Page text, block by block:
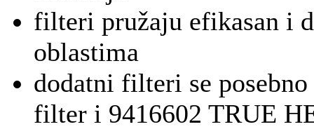
filteri pružaju efikasan i
oblastima
dodatni filteri se
filter i 9416602 TRUE